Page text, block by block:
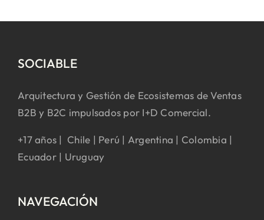
SOCIABLE
Arquitectura y Gestión de Ecosistemas de Ventas
B2B y B2C impulsados por I+D Comercial.
+17 años | Chile | Perú | Argentina | Colombia |
Ecuador | Uruguay
NAVEGACIÓN